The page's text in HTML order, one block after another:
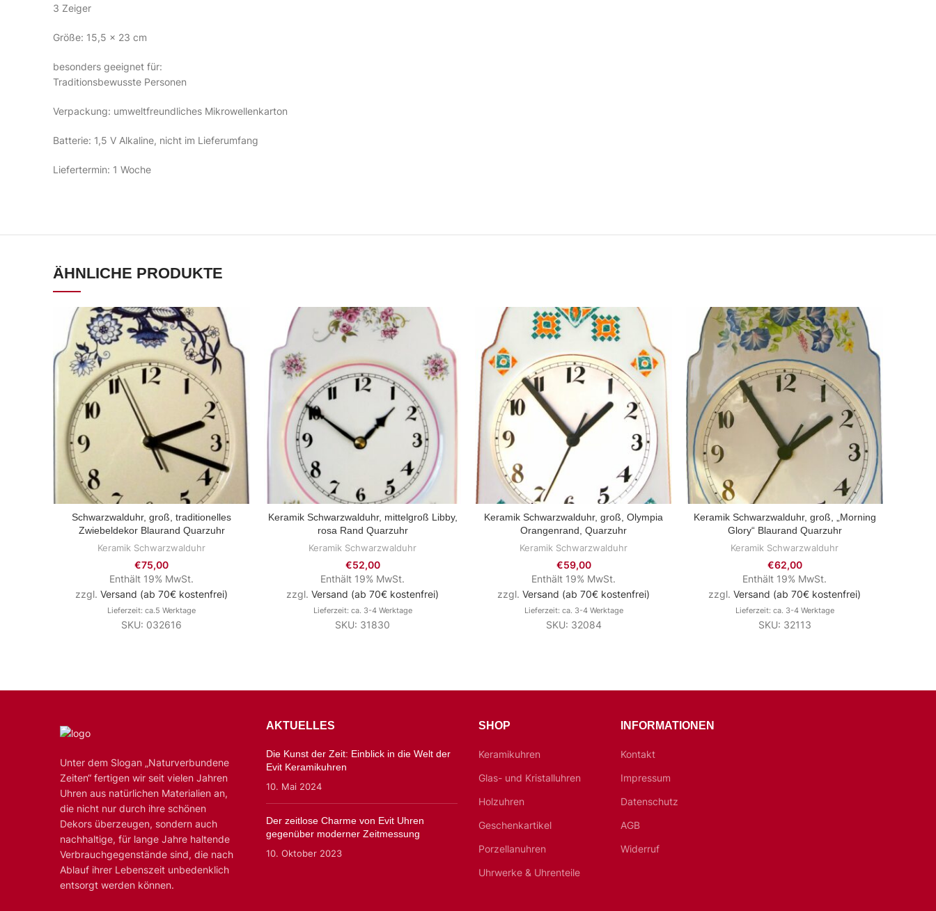
3 Zeiger
Größe: 15,5 x 23 cm
besonders geeignet für:
Traditionsbewusste Personen
Verpackung: umweltfreundliches Mikrowellenkarton
Batterie: 1,5 V Alkaline, nicht im Lieferumfang
Liefertermin: 1 Woche
ÄHNLICHE PRODUKTE
ZUM PRODUKT
Schwarzwalduhr, groß, traditionelles
Zwiebeldekor Blaurand Quarzuhr
Keramik Schwarzwalduhr
€75,00
Enthält 19% MwSt.
zzgl. Versand (ab 70€ kostenfrei)
Lieferzeit: ca.5 Werktage
SKU: 032616
ZUM PRODUKT
Keramik Schwarzwalduhr, mittelgroß Libby,
rosa Rand Quarzuhr
Keramik Schwarzwalduhr
€52,00
Enthält 19% MwSt.
zzgl. Versand (ab 70€ kostenfrei)
Lieferzeit: ca. 3-4 Werktage
SKU: 31830
ZUM PRODUKT
Keramik Schwarzwalduhr, groß, Olympia
Orangenrand, Quarzuhr
Keramik Schwarzwalduhr
€59,00
Enthält 19% MwSt.
zzgl. Versand (ab 70€ kostenfrei)
Lieferzeit: ca. 3-4 Werktage
SKU: 32084
ZUM PRODUKT
Keramik Schwarzwalduhr, groß, „Morning
Glory“ Blaurand Quarzuhr
Keramik Schwarzwalduhr
€62,00
Enthält 19% MwSt.
zzgl. Versand (ab 70€ kostenfrei)
Lieferzeit: ca. 3-4 Werktage
SKU: 32113
Unter dem Slogan „Naturverbundene
Zeiten“ fertigen wir seit vielen Jahren
Uhren aus natürlichen Materialien an,
die nicht nur durch ihre schönen
Dekors überzeugen, sondern auch
nachhaltige, für lange Jahre haltende
Verbrauchgegenstände sind, die nach
Ablauf ihrer Lebenszeit unbedenklich
entsorgt werden können.
AKTUELLES
Die Kunst der Zeit: Einblick in die Welt der
Evit Keramikuhren
10. Mai 2024
Der zeitlose Charme von Evit Uhren
gegenüber moderner Zeitmessung
10. Oktober 2023
SHOP
Keramikuhren
Glas- und Kristalluhren
Holzuhren
Geschenkartikel
Porzellanuhren
Uhrwerke & Uhrenteile
INFORMATIONEN
Kontakt
Impressum
Datenschutz
AGB
Widerruf